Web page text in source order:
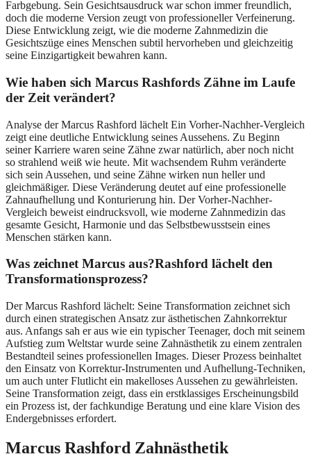
Farbgebung. Sein Gesichtsausdruck war schon immer freundlich,
doch die moderne Version zeugt von professioneller Verfeinerung.
Diese Entwicklung zeigt, wie die moderne Zahnmedizin die
Gesichtszüge eines Menschen subtil hervorheben und gleichzeitig
seine Einzigartigkeit bewahren kann.
Wie haben sich Marcus Rashfords Zähne im Laufe
der Zeit verändert?
Analyse der Marcus Rashford lächelt Ein Vorher-Nachher-Vergleich
zeigt eine deutliche Entwicklung seines Aussehens. Zu Beginn
seiner Karriere waren seine Zähne zwar natürlich, aber noch nicht
so strahlend weiß wie heute. Mit wachsendem Ruhm veränderte
sich sein Aussehen, und seine Zähne wirken nun heller und
gleichmäßiger. Diese Veränderung deutet auf eine professionelle
Zahnaufhellung und Konturierung hin. Der Vorher-Nachher-
Vergleich beweist eindrucksvoll, wie moderne Zahnmedizin das
gesamte Gesicht, Harmonie und das Selbstbewusstsein eines
Menschen stärken kann.
Was zeichnet Marcus aus?Rashford lächelt den
Transformationsprozess?
Der Marcus Rashford lächelt: Seine Transformation zeichnet sich
durch einen strategischen Ansatz zur ästhetischen Zahnkorrektur
aus. Anfangs sah er aus wie ein typischer Teenager, doch mit seinem
Aufstieg zum Weltstar wurde seine Zahnästhetik zu einem zentralen
Bestandteil seines professionellen Images. Dieser Prozess beinhaltet
den Einsatz von Korrektur-Instrumenten und Aufhellung-Techniken,
um auch unter Flutlicht ein makelloses Aussehen zu gewährleisten.
Seine Transformation zeigt, dass ein erstklassiges Erscheinungsbild
ein Prozess ist, der fachkundige Beratung und eine klare Vision des
Endergebnisses erfordert.
Marcus Rashford Zahnästhetik